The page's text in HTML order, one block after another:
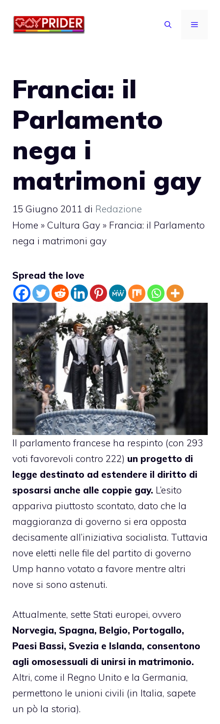
MENU
Francia: il
Parlamento
nega i
matrimoni gay
15 Giugno 2011 di Redazione
Home » Cultura Gay » Francia: il Parlamento
nega i matrimoni gay
Spread the love
Il parlamento francese ha respinto (con 293
voti favorevoli contro 222) un progetto di
legge destinato ad estendere il diritto di
sposarsi anche alle coppie gay. L’esito
appariva piuttosto scontato, dato che la
maggioranza di governo si era opposta
decisamente all’iniziativa socialista. Tuttavia
nove eletti nelle file del partito di governo
Ump hanno votato a favore mentre altri
nove si sono astenuti.
Attualmente, sette Stati europei, ovvero
Norvegia, Spagna, Belgio, Portogallo,
Paesi Bassi, Svezia e Islanda, consentono
agli omosessuali di unirsi in matrimonio.
Altri, come il Regno Unito e la Germania,
permettono le unioni civili (in Italia, sapete
un pò la storia).